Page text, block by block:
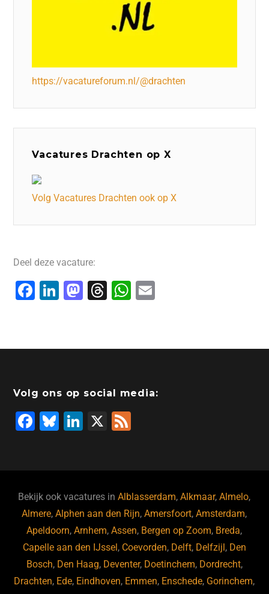
https://vacatureforum.nl/@drachten
Vacatures Drachten op X
Volg Vacatures Drachten ook op X
Deel deze vacature:
F
e
o
o
k
Li
e
n
M
o
o
T
a
s
W
s
p
l
Volg ons op social media:
F
b
o
o
k
Bl
ky
Li
dI
n
X
Bekijk ook vacatures inAlblasserdam,Alkmaar,Almelo,
Almere,Alphen aan den Rijn,Amersfoort,Amsterdam,
Apeldoorn,Arnhem,Assen, Bergen op Zoom, Breda,
Capelle aan den IJssel, Coevorden, Delft, Delfzijl, Den
Bosch, Den Haag, Deventer, Doetinchem, Dordrecht,
Drachten, Ede, Eindhoven, Emmen, Enschede, Gorinchem,